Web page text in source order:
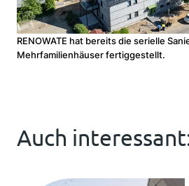
RENOWATE hat bereits die serielle
Mehrfamilienhäuser fertiggestellt.
Auch